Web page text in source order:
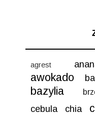
agrest
awokado
bazylia
cebula chia